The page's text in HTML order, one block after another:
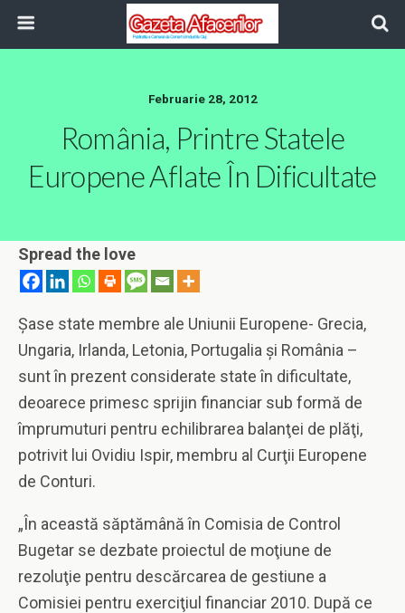
Februarie 28, 2012
România, Printre Statele
Europene Aflate În Dificultate
Spread the love
Şase state membre ale Uniunii Europene- Grecia,
Ungaria, Irlanda, Letonia, Portugalia şi România –
sunt în prezent considerate state în dificultate,
deoarece primesc sprijin financiar sub formă de
împrumuturi pentru echilibrarea balanţei de plăţi,
potrivit lui Ovidiu Ispir, membru al Curţii Europene
de Conturi.
„În această săptămână în Comisia de Control
Bugetar se dezbate proiectul de moţiune de
rezoluţie pentru descărcarea de gestiune a
Comisiei pentru exerciţiul financiar 2010. După ce